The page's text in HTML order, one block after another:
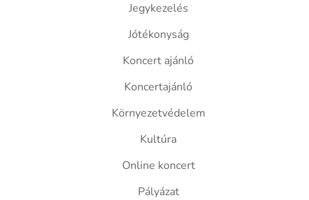
Jegykezelés
Jótékonyság
Koncert ajánló
Koncertajánló
Környezetvédelem
Kultúra
Online koncert
Pályázat